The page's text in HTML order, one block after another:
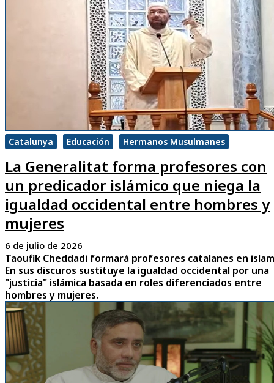
Catalunya Educación Hermanos Musulmanes
La Generalitat forma profesores con
un predicador islámico que niega la
igualdad occidental entre hombres y
mujeres
6 de julio de 2026
Taoufik Cheddadi formará profesores catalanes en
En sus discuros sustituye la igualdad occidental por una
"justicia" islámica basada en roles diferenciados entre
hombres y mujeres.